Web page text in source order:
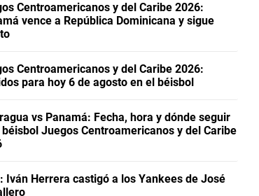
Centroamericanos y del Caribe 2026:
vence a República Dominicana y sigue
Centroamericanos y del Caribe 2026:
para hoy 6 de agosto en el béisbol
vs Panamá: Fecha, hora y dónde seguir
Juegos Centroamericanos y del Caribe
Iván Herrera castigó a los Yankees de José